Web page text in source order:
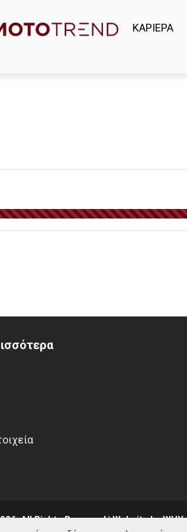
ΚΑΡΙΕΡΑ
All Rights Reserved | Website byWHY.